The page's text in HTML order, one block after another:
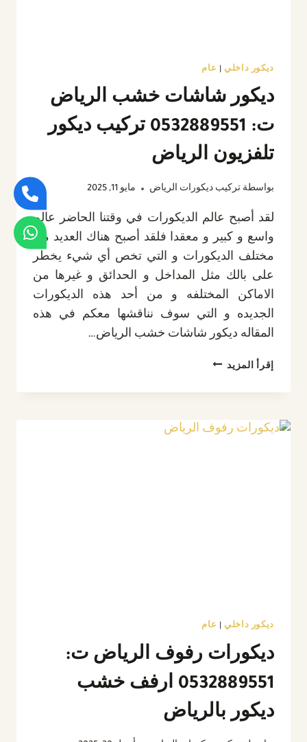
ديكور داخلي عام
ديكور شاشات خشب الرياض
ت: 0532889551 تركيب ديكور
تلفزيون الرياض
بواسطة تركيب ديكورات الرياض مايو 11, 2025
لقد أصبح عالم الديكورات في وقتنا الحاضر عالم
واسع و كبير و معقدا فلقد أصبح هناك العديد من
مختلف الديكورات و التي تخص أي شيء يخطر
على بالك مثل المداخل و الحدائق و غيرها من
الاماكن المختلفه و من أحد هذه الديكورات
الجديده و التي سوف نناقشها معكم في هذه
المقاله ديكور شاشات خشب الرياض…
إقرأ المزيد ديكور
خشب
ت:
ديكور داخلي عام
ديكورات رفوف الرياض ت:
0532889551 ارفف خشب
ديكور بالرياض